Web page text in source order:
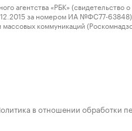
«РБК» (свидетельство о
за номером ИА №ФС77-63848)
коммуникаций
в отношении обработки